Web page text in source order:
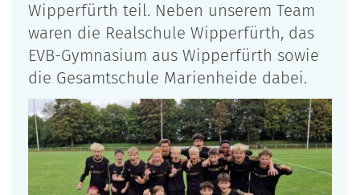
Wipperfürth teil. Neben unserem Team
waren die Realschule Wipperfürth, das
EVB-Gymnasium aus Wipperfürth sowie
die Gesamtschule Marienheide dabei.